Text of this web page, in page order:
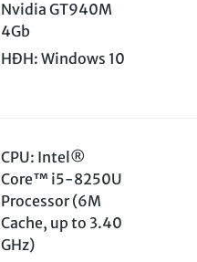
Nvidia GT940M
4Gb
HĐH: Windows 10
CPU: Intel®
Core™ i5-8250U
Processor (6M
Cache, up to 3.40
GHz)